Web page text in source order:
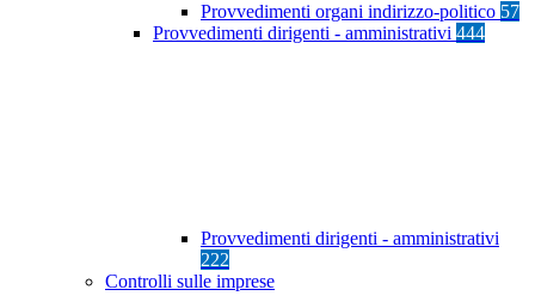
Provvedimenti organi indirizzo-politico 57
Provvedimenti dirigenti - amministrativi 444
Provvedimenti dirigenti - amministrativi
222
Controlli sulle imprese